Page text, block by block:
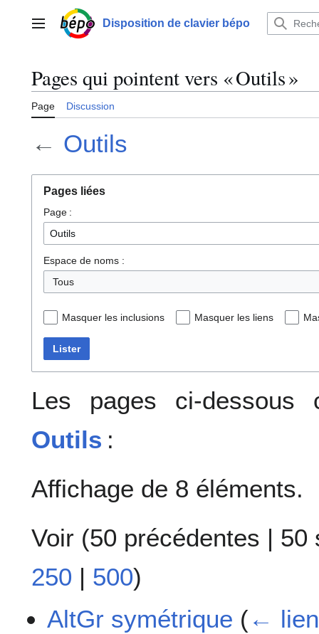
contenuMenu principalDisposition de clavier bépo
Pages qui pointent vers « Outils »
Page Discussion
← Outils
Pages liées
Page :
Espace de noms :
Tous
Masquer les inclusions Masquer les liens
Lister
Les pages ci-dessous
Outils :
Affichage de 8 éléments.
Voir (50 précédentes | 50
250 | 500)
AltGr symétrique (←